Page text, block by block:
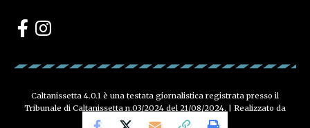
Caltanissetta 4.0.1 è una testata giornalistica registrata presso il
Tribunale di Caltanissetta n.03/2024 del 21/08/2024. | Realizzato da
Creative Agency